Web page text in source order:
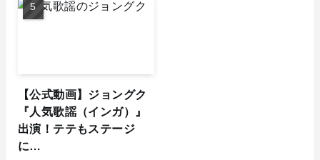
【公式動画】ジョングク
『人気歌謡（インガ）』
出演！テテもステージ
に…